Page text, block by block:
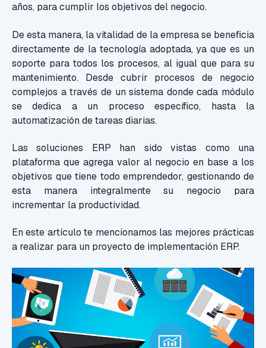
años, para cumplir los objetivos del negocio.
De esta manera, la vitalidad de la empresa se beneficia
directamente de la tecnología adoptada, ya que es un
soporte para todos los procesos, al igual que para su
mantenimiento. Desde cubrir procesos de negocio
complejos a través de un sistema donde cada módulo
se dedica a un proceso específico, hasta la
automatización de tareas diarias.
Las soluciones ERP han sido vistas como una
plataforma que agrega valor al negocio en base a los
objetivos que tiene todo emprendedor, gestionando de
esta manera integralmente su negocio para
incrementar la productividad.
En este artículo te mencionamos las mejores prácticas
a realizar para un proyecto de implementación ERP.